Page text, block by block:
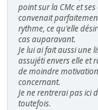
point sur la CMc et
convenait
rythme, ce qu'elle
cas auparavant.
Je lui ai fait aussi une
assujéti envers elle et
de moindre
concernant.
Je ne rentrerai pas ici
toutefois.